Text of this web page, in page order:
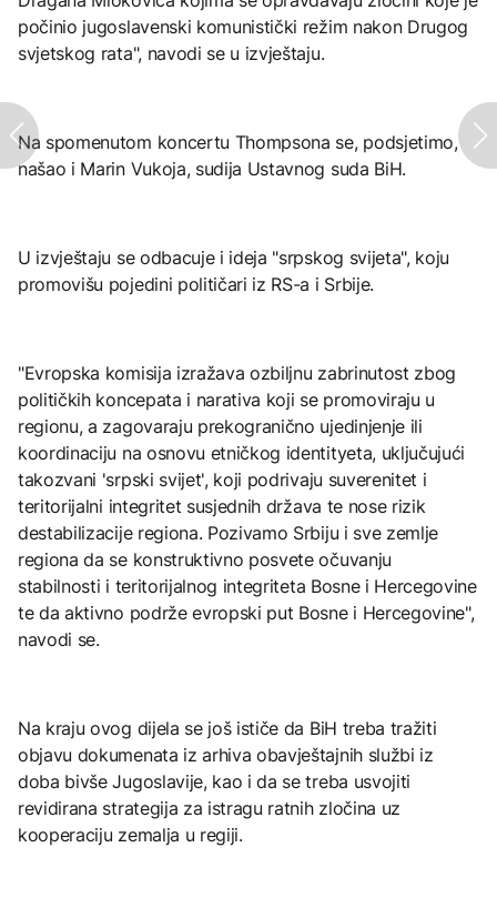
počinio jugoslavenski komunistički režim nakon Drugog
svjetskog rata", navodi se u izvještaju.
Na spomenutom koncertu Thompsona se, podsjetimo,
našao i Marin Vukoja, sudija Ustavnog suda BiH.
U izvještaju se odbacuje i ideja "srpskog svijeta", koju
promovišu pojedini političari iz RS-a i Srbije.
"Evropska komisija izražava ozbiljnu zabrinutost zbog
političkih koncepata i narativa koji se promoviraju u
regionu, a zagovaraju prekogranično ujedinjenje ili
koordinaciju na osnovu etničkog identityeta, uključujući
takozvani 'srpski svijet', koji podrivaju suverenitet i
teritorijalni integritet susjednih država te nose rizik
destabilizacije regiona. Pozivamo Srbiju i sve zemlje
regiona da se konstruktivno posvete očuvanju
stabilnosti i teritorijalnog integriteta Bosne i Hercegovine
te da aktivno podrže evropski put Bosne i Hercegovine",
navodi se.
Na kraju ovog dijela se još ističe da BiH treba tražiti
objavu dokumenata iz arhiva obavještajnih službi iz
doba bivše Jugoslavije, kao i da se treba usvojiti
revidirana strategija za istragu ratnih zločina uz
kooperaciju zemalja u regiji.